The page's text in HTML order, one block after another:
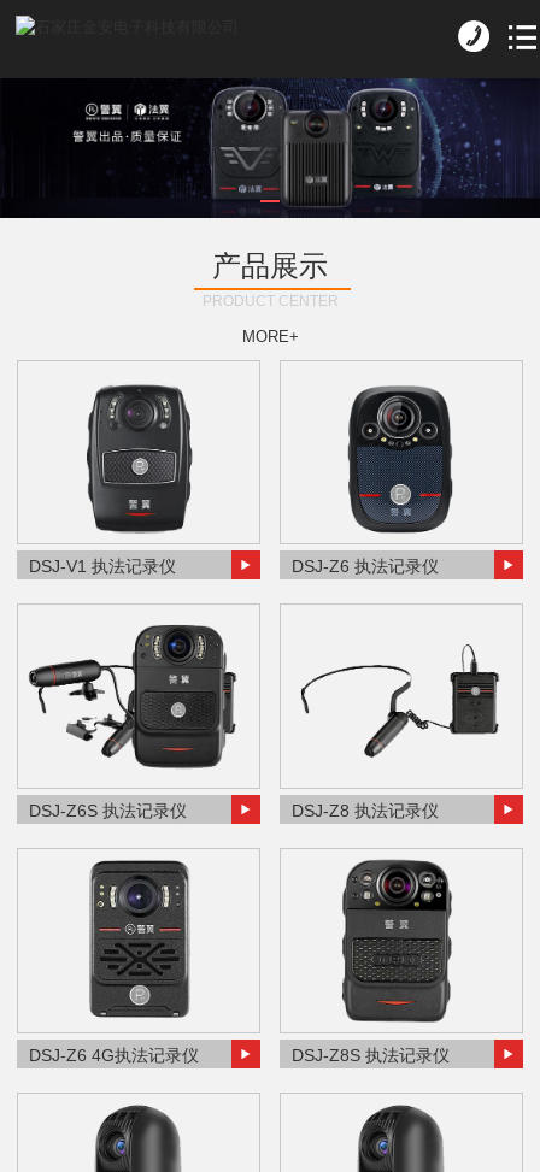
产品展示
PRODUCT CENTER
MORE+
DSJ-V1 执法记录仪 DSJ-Z6 执法记录仪
DSJ-Z6S 执法记录仪 DSJ-Z8 执法记录仪
DSJ-Z6 4G执法记录仪 DSJ-Z8S 执法记录仪